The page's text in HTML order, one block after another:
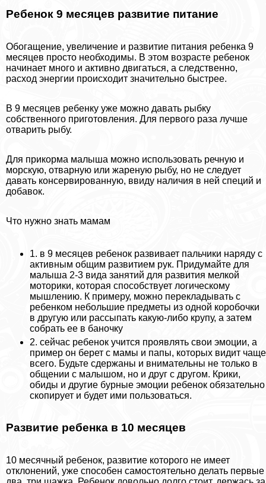
Ребенок 9 месяцев развитие питание
Обогащение, увеличение и развитие питания ребенка 9
месяцев просто необходимы. В этом возрасте ребенок
начинает много и активно двигаться, а следственно,
расход энергии происходит значительно быстрее.
В 9 месяцев ребенку уже можно давать рыбку
собственного приготовления. Для первого раза лучше
отварить рыбу.
Для прикорма малыша можно использовать речную и
морскую, отварную или жареную рыбу, но не следует
давать консервированную, ввиду наличия в ней специй и
добавок.
Что нужно знать мамам
1. в 9 месяцев ребенок развивает пальчики наряду с
активным общим развитием рук. Придумайте для
малыша 2-3 вида занятий для развития мелкой
моторики, которая способствует логическому
мышлению. К примеру, можно перекладывать с
ребенком небольшие предметы из одной коробочки
в другую или рассыпать какую-либо крупу, а затем
собрать ее в баночку
2. сейчас ребенок учится проявлять свои эмоции, а
пример он берет с мамы и папы, которых видит чаще
всего. Будьте сдержаны и внимательны не только в
общении с малышом, но и друг с другом. Крики,
обиды и другие бурные эмоции ребенок обязательно
скопирует и будет ими пользоваться.
Развитие ребенка в 10 месяцев
10 мecячный ребенок, развитие которого не имеет
отклонений, уже способен самостоятельно делать первые